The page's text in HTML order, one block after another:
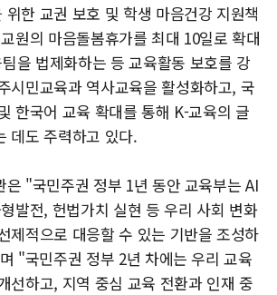
위한 교권 보호 및 학생 마음건강 지원책
원의 마음돌봄휴가를 최대 10일로 확대
을 법제화하는 등 교육활동 보호를 강
시민교육과 역사교육을 활성화하고, 국
한국어 교육 확대를 통해 K-교육의 글
데도 주력하고 있다.
은 "국민주권 정부 1년 동안 교육부는 AI
발전, 헌법가치 실현 등 우리 사회 변화
제적으로 대응할 수 있는 기반을 조성하
"국민주권 정부 2년 차에는 우리 교육
선하고, 지역 중심 교육 전환과 인재 중